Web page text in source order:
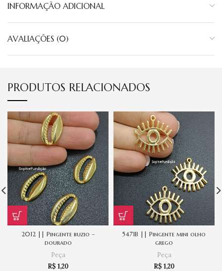
INFORMAÇÃO ADICIONAL
AVALIAÇÕES (0)
PRODUTOS RELACIONADOS
2012 || Pingente buzio –
dourado
Peça
R$ 1,20
5471B || Pingente mini olho
grego
Peça
R$ 1,20